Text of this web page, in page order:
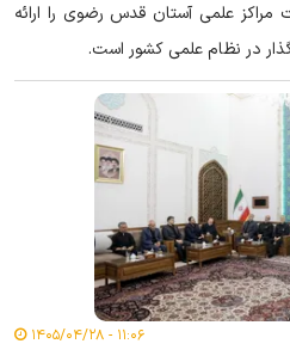
علمی آستان قدس رضوی را ارائه
در نظام علمی کشور است.
۱۱:۰۶ - ۱۴۰۵/۰۴/۲۸